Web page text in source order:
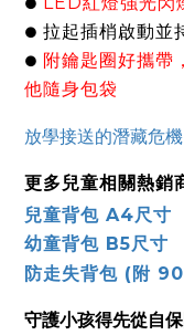
● 拉起插梢啟動並
● 附鑰匙圈好攜帶
他隨身包袋
放學接送的潛藏危
更多兒童相關熱銷
兒童背包 A4尺寸
幼童背包 B5尺寸
防走失背包 (附
守護小孩得先從自